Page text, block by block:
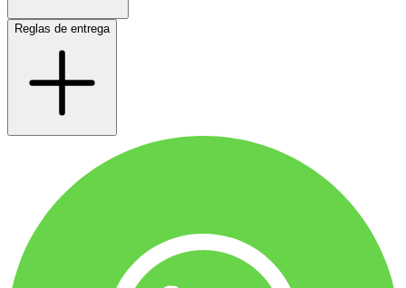
Reglas de entrega